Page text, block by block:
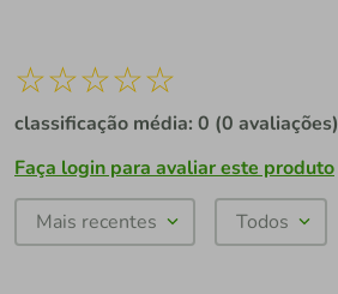
☆☆☆☆☆
classificação média: 0 (0 avaliações)
Faça login para avaliar este produto
Mais recentes Todos